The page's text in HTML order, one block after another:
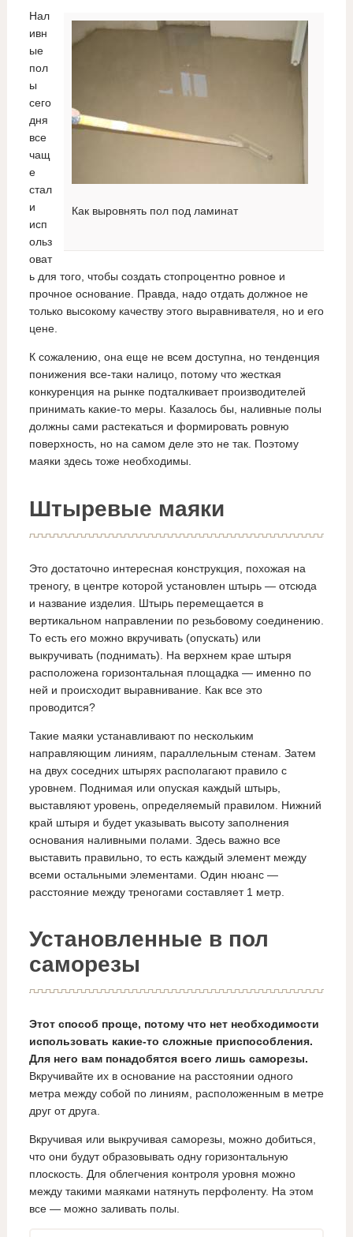
Как выровнять пол под ламинат
Нал
ивн
ые
пол
ы
сего
дня
все
чащ
е
стал
и
исп
ольз
оват
ь для того, чтобы создать стопроцентно ровное и
прочное основание. Правда, надо отдать должное не
только высокому качеству этого выравнивателя, но и его
цене.
К сожалению, она еще не всем доступна, но тенденция
понижения все-таки налицо, потому что жесткая
конкуренция на рынке подталкивает производителей
принимать какие-то меры. Казалось бы, наливные полы
должны сами растекаться и формировать ровную
поверхность, но на самом деле это не так. Поэтому
маяки здесь тоже необходимы.
Штыревые маяки
Это достаточно интересная конструкция, похожая на
треногу, в центре которой установлен штырь — отсюда
и название изделия. Штырь перемещается в
вертикальном направлении по резьбовому соединению.
То есть его можно вкручивать (опускать) или
выкручивать (поднимать). На верхнем крае штыря
расположена горизонтальная площадка — именно по
ней и происходит выравнивание. Как все это
проводится?
Такие маяки устанавливают по нескольким
направляющим линиям, параллельным стенам. Затем
на двух соседних штырях располагают правило с
уровнем. Поднимая или опуская каждый штырь,
выставляют уровень, определяемый правилом. Нижний
край штыря и будет указывать высоту заполнения
основания наливными полами. Здесь важно все
выставить правильно, то есть каждый элемент между
всеми остальными элементами. Один нюанс —
расстояние между треногами составляет 1 метр.
Установленные в пол
саморезы
Этот способ проще, потому что нет необходимости
использовать какие-то сложные приспособления.
Для него вам понадобятся всего лишь саморезы.
Вкручивайте их в основание на расстоянии одного
метра между собой по линиям, расположенным в метре
друг от друга.
Вкручивая или выкручивая саморезы, можно добиться,
что они будут образовывать одну горизонтальную
плоскость. Для облегчения контроля уровня можно
между такими маяками натянуть перфоленту. На этом
все — можно заливать полы.